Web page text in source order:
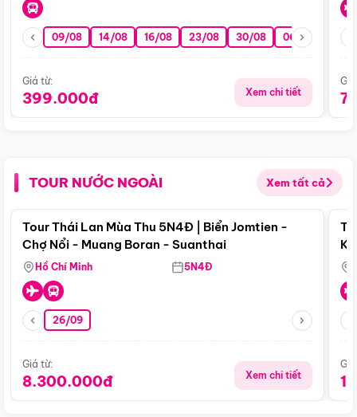
09/08 14/08 16/08 23/08 30/08 06/09 13/09
Giá từ:
399.000đ Xem chi tiết
TOUR NƯỚC NGOÀI Xem tất cả
Điểm nổi bật
Tour Thái Lan Mùa Thu 5N4Đ | Biển Jomtien -
Chợ Nổi - Muang Boran - Suanthai
Hồ Chí Minh 5N4Đ
26/09
Giá từ:
8.300.000đ Xem chi tiết